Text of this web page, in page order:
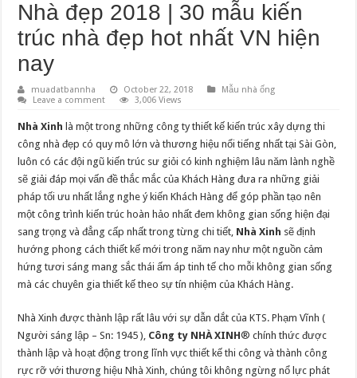
Nhà đẹp 2018 | 30 mẫu kiến
trúc nhà đẹp hot nhất VN hiện
nay
muadatbannha October 22, 2018
Mẫu nhà ống
Leave a comment
3,006 Views
Nhà Xinh là một trong những công ty thiết kế kiến trúc xây dựng thi
công nhà đẹp có quy mô lớn và thương hiệu nổi tiếng nhất tại Sài Gòn,
luôn có các đội ngũ kiến trúc sư giỏi có kinh nghiệm lâu năm lành nghề
sẽ giải đáp mọi vấn đề thắc mắc của Khách Hàng đưa ra những giải
pháp tối ưu nhất lắng nghe ý kiến Khách Hàng để góp phần tạo nên
một công trình kiến trúc hoàn hảo nhất đem không gian sống hiện đại
sang trọng và đẳng cấp nhất trong từng chi tiết, Nhà Xinh sẽ định
hướng phong cách thiết kế mới trong năm nay như một nguồn cảm
hứng tươi sáng mang sắc thái ấm áp tinh tế cho mỗi không gian sống
mà các chuyên gia thiết kế theo sự tín nhiệm của Khách Hàng.
Nhà Xinh được thành lập rất lâu với sự dẫn dắt của KTS. Phạm Vĩnh (
Người sáng lập – Sn: 1945 ), Công ty NHÀ XINH® chính thức được
thành lập và hoạt động trong lĩnh vực thiết kế thi công và thành công
rực rỡ với thương hiệu Nhà Xinh, chúng tôi không ngừng nổ lực phát